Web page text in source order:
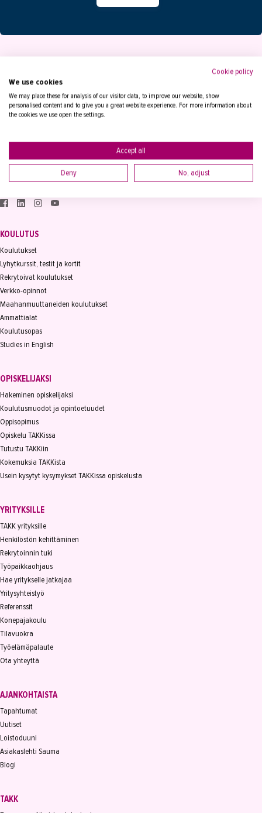
YHTEYSTIEDOT
Vaihde03 2361 111
Y-tunnus 0155651-0
KOULUTUS
Koulutukset
Lyhytkurssit, testit ja kortit
Rekrytoivat koulutukset
Verkko-opinnot
Maahanmuuttaneiden koulutukset
Ammattialat
Koulutusopas
Studies in English
OPISKELIJAKSI
Hakeminen opiskelijaksi
Koulutusmuodot ja opintoetuudet
Oppisopimus
Opiskelu TAKKissa
Tutustu TAKKiin
Kokemuksia TAKKista
Usein kysytyt kysymykset TAKKissa opiskelusta
YRITYKSILLE
TAKK yrityksille
Henkilöstön kehittäminen
Rekrytoinnin tuki
Työpaikkaohjaus
Hae yritykselle jatkajaa
Yritysyhteistyö
Referenssit
Konepajakoulu
Tilavuokra
Työelämäpalaute
Ota yhteyttä
AJANKOHTAISTA
Tapahtumat
Uutiset
Loistoduuni
Asiakaslehti Sauma
Blogi
TAKK
Cookie policy
We use cookies
We may place these for analysis of our visitor data, to improve our website, show
personalised content and to give you a great website experience. For more information about
the cookies we use open the settings.
Accept all
Deny No, adjust